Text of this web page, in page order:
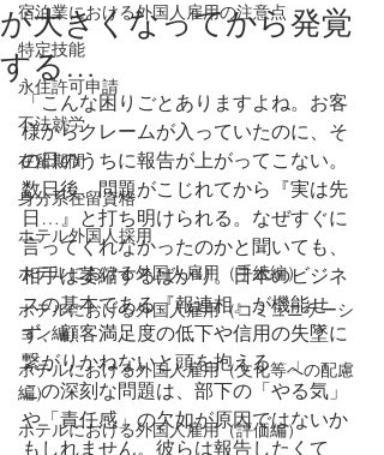
宿泊業における外国人雇用の注意点
特定技能
永住許可申請
不法就労
在留期間
身分系在留資格
ホテル外国人採用
ホテルにおける外国人雇用（手続編）
ホテルにおける外国人雇用（コミュニケーシ
ョン編）
ホテルにおける外国人雇用（文化等への配慮
編）
ホテルにおける外国人雇用（評価編）
が大きくなってから発覚
する…
「こんな困りごとありますよね。お客
様からクレームが入っていたのに、そ
の日のうちに報告が上がってこない。
数日後、問題がこじれてから『実は先
日…』と打ち明けられる。なぜすぐに
言ってくれなかったのかと聞いても、
相手は萎縮するばかり。日本のビジネ
スの基本である『報連相』が機能せ
ず、顧客満足度の低下や信用の失墜に
繋がりかねないと頭を抱える。」
この深刻な問題は、部下の「やる気」
や「責任感」の欠如が原因ではないか
もしれません。彼らは報告したくて